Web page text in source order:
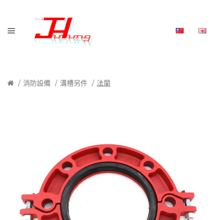
消防設備 溝槽另件 法蘭